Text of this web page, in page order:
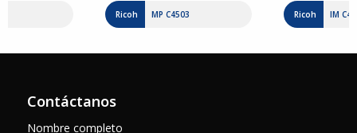
Ricoh MP C4503 Ricoh IM
Contáctanos
Nombre completo